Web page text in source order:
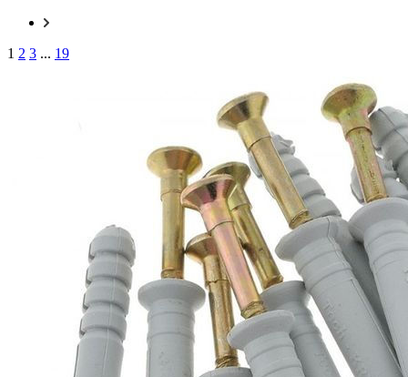
1 2 3 ... 19